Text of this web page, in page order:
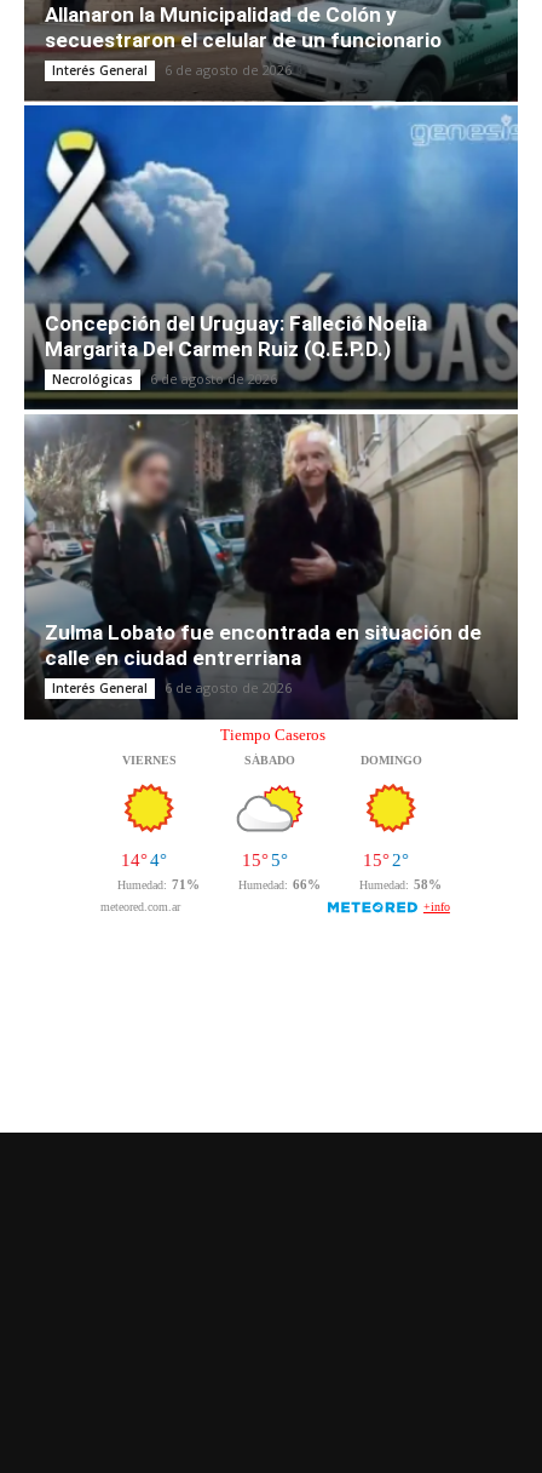
Allanaron la Municipalidad de Colón y
secuestraron el celular de un funcionario
Interés General 6 de agosto de 2026
Concepción del Uruguay: Falleció Noelia
Margarita Del Carmen Ruiz (Q.E.P.D.)
Necrológicas 6 de agosto de 2026
Zulma Lobato fue encontrada en situación de
calle en ciudad entrerriana
Interés General 6 de agosto de 2026